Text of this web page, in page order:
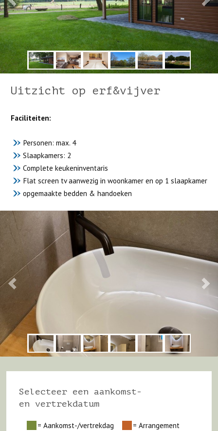
Vorige
Uitzicht op erf&vijver
Faciliteiten:
Personen: max. 4
Slaapkamers: 2
Complete keukeninventaris
Flat screen tv aanwezig in woonkamer en op 1 slaapkamer
opgemaakte bedden & handoeken
Selecteer een aankomst-
en vertrekdatum
= Aankomst-/vertrekdag
= Arrangement